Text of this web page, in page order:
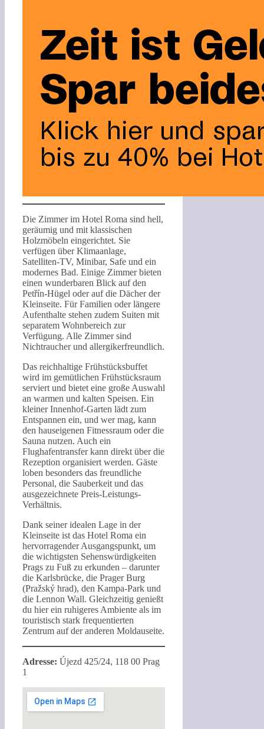
Die Zimmer im Hotel Roma sind hell,
geräumig und mit klassischen
Holzmöbeln eingerichtet. Sie
verfügen über Klimaanlage,
Satelliten-TV, Minibar, Safe und ein
modernes Bad. Einige Zimmer bieten
einen wunderbaren Blick auf den
Petřín-Hügel oder auf die Dächer der
Kleinseite. Für Familien oder längere
Aufenthalte stehen zudem Suiten mit
separatem Wohnbereich zur
Verfügung. Alle Zimmer sind
Nichtraucher und allergikerfreundlich.
Das reichhaltige Frühstücksbuffet
wird im gemütlichen Frühstücksraum
serviert und bietet eine große Auswahl
an warmen und kalten Speisen. Ein
kleiner Innenhof-Garten lädt zum
Entspannen ein, und wer mag, kann
den hauseigenen Fitnessraum oder die
Sauna nutzen. Auch ein
Flughafentransfer kann direkt über die
Rezeption organisiert werden. Gäste
loben besonders das freundliche
Personal, die Sauberkeit und das
ausgezeichnete Preis-Leistungs-
Verhältnis.
Dank seiner idealen Lage in der
Kleinseite ist das Hotel Roma ein
hervorragender Ausgangspunkt, um
die wichtigsten Sehenswürdigkeiten
Prags zu Fuß zu erkunden – darunter
die Karlsbrücke, die Prager Burg
(Pražský hrad), den Kampa-Park und
die Lennon Wall. Gleichzeitig genießt
du hier ein ruhigeres Ambiente als im
touristisch stark frequentierten
Zentrum auf der anderen Moldauseite.
Adresse: Újezd 425/24, 118 00 Prag
1